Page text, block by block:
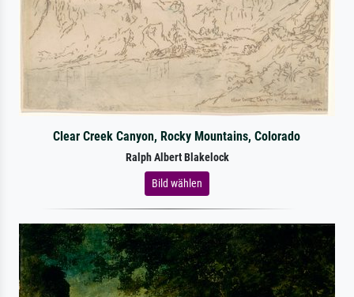
Clear Creek Canyon, Rocky Mountains, Colorado
Ralph Albert Blakelock
Bild wählen